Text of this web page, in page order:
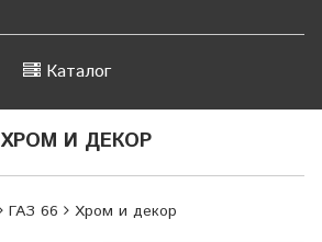
Каталог
ХРОМ И ДЕКОР
ГАЗ 66 Хром и декор